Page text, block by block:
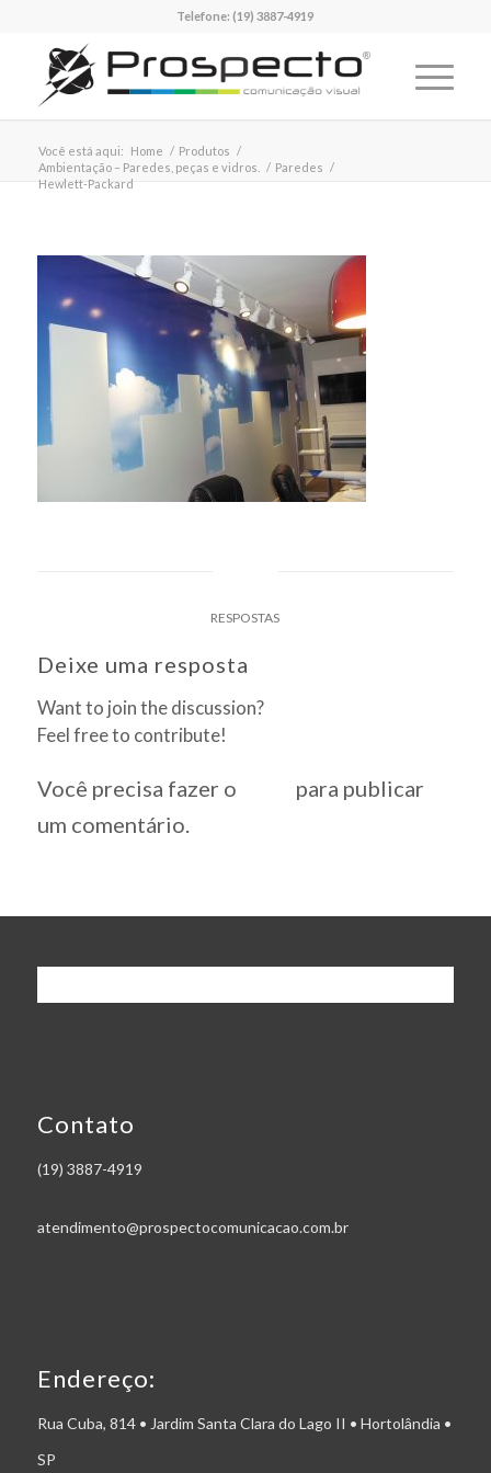
Telefone:(19) 3887-4919
Você está aqui: Home / Produtos /
Ambientação – Paredes, peças e vidros.
/ Paredes /
Hewlett-Packard
RESPOSTAS
Deixe uma resposta
Want to join the discussion?
Feel free to contribute!
Você precisa fazer o
para publicar
um comentário.
Contato
(19) 3887-4919
atendimento@prospectocomunicacao.com.br
Endereço:
Rua Cuba, 814 • Jardim Santa Clara do Lago II • Hortolândia •
SP